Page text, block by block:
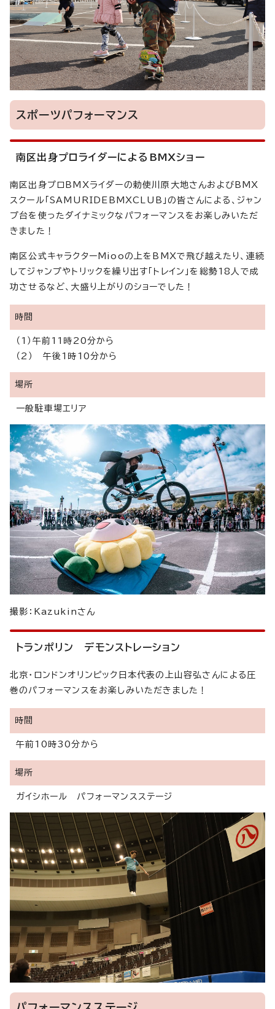
スポーツパフォーマンス
南区出身プロライダーによるBMXショー
南区出身プロBMXライダーの勅使川原大地さんおよびBMX
スクール「SAMURIDEBMXCLUB」の皆さんによる、ジャン
プ台を使ったダイナミックなパフォーマンスをお楽しみいただ
きました！
南区公式キャラクターMiooの上をBMXで飛び越えたり、連続
してジャンプやトリックを繰り出す「トレイン」を総勢18人で成
功させるなど、大盛り上がりのショーでした！
時間
（1）午前11時20分から
（2） 午後1時10分から
場所
一般駐車場エリア
撮影：Kazukinさん
トランポリン デモンストレーション
北京・ロンドンオリンピック日本代表の上山容弘さんによる圧
巻のパフォーマンスをお楽しみいただきました！
時間
午前10時30分から
場所
ガイシホール パフォーマンスステージ